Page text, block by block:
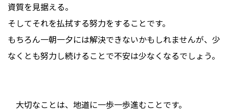
資質を見据える。
そしてそれを払拭する努力をすることです。
もちろん一朝一夕には解決できないかもしれませんが、少
なくとも努力し続けることで不安は少なくなるでしょう。
大切なことは、地道に一歩一歩進むことです。